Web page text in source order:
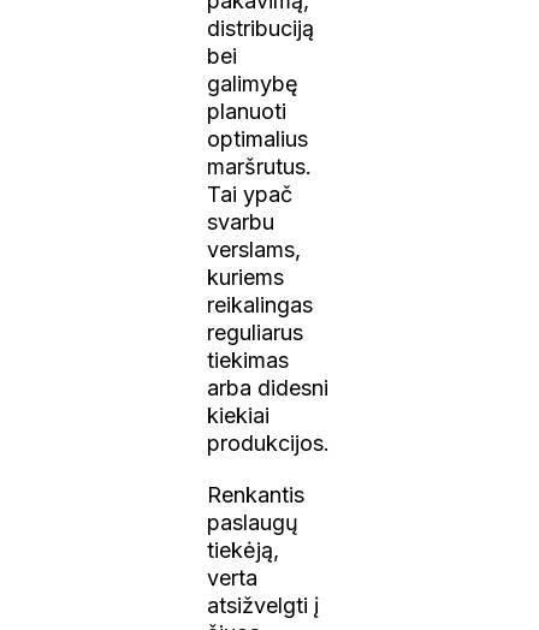
distribuciją
bei
galimybę
planuoti
optimalius
maršrutus.
Tai ypač
svarbu
verslams,
kuriems
reikalingas
reguliarus
tiekimas
arba didesni
kiekiai
produkcijos.
Renkantis
paslaugų
tiekėją,
verta
atsižvelgti į